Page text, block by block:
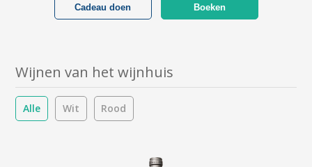
Boeken
Cadeau doen
Wijnen van het wijnhuis
Alle Wit Rood